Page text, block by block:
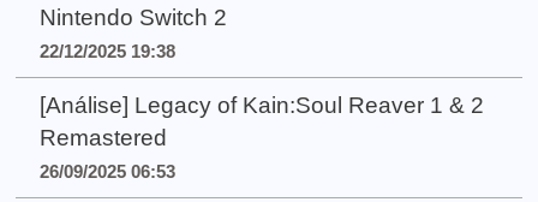
Nintendo Switch 2
22/12/2025 19:38
[Análise] Legacy of Kain:Soul Reaver 1 & 2
Remastered
26/09/2025 06:53